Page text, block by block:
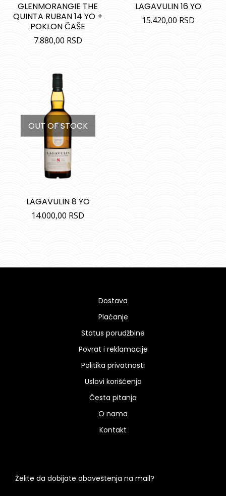
GLENMORANGIE THE
QUINTA RUBAN 14 YO +
POKLON ČAŠE
7.880,00 RSD
LAGAVULIN 16 YO
15.420,00 RSD
OUT OF STOCK
LAGAVULIN 8 YO
14.000,00 RSD
Dostava
Plaćanje
Status porudžbine
Povrat i reklamacije
Politika privatnosti
Uslovi korišćenja
Česta pitanja
O nama
Kontakt
Želite da dobijate obaveštenja na mail?